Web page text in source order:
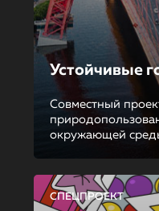
Устойчивые
Совместный
окружающей
СПЕЦПРОЕКТ